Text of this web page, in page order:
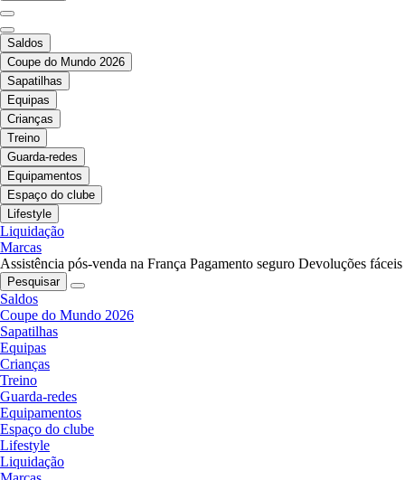
Saldos
Coupe do Mundo 2026
Sapatilhas
Equipas
Crianças
Treino
Guarda-redes
Equipamentos
Espaço do clube
Lifestyle
Liquidação
Marcas
Assistência pós-venda na França Pagamento seguro Devoluções fáceis
Pesquisar
Saldos
Coupe do Mundo 2026
Sapatilhas
Equipas
Crianças
Treino
Guarda-redes
Equipamentos
Espaço do clube
Lifestyle
Liquidação